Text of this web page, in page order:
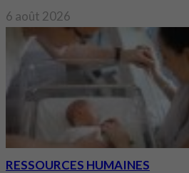
6 août 2026
RESSOURCES HUMAINES